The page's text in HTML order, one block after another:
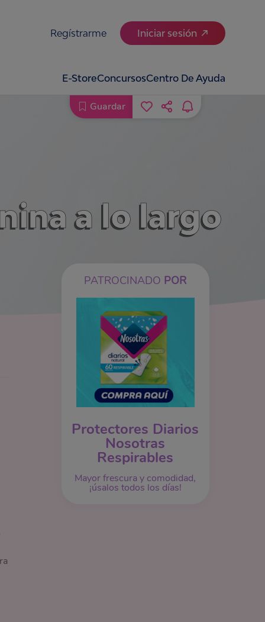
Regístrarme Iniciar sesión
E-StoreConcursosCentro De Ayuda
a lo largo
PATROCINADO POR
Protectores Diarios
Nosotras
Respirables
Mayor frescura y comodidad,
¡úsalos todos los días!
Guardar